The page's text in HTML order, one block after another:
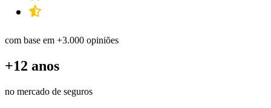
com base em +3.000 opiniões
+12 anos
no mercado de seguros